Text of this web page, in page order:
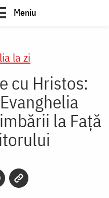
Meniu
la zi
cu Hristos:
la Față